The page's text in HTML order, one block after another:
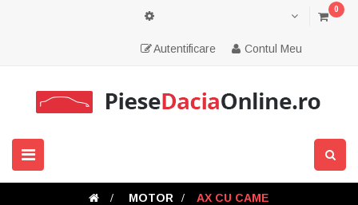
0
Autentificare Contul Meu
Toggle
navigation
> MOTOR > AX CU CAME